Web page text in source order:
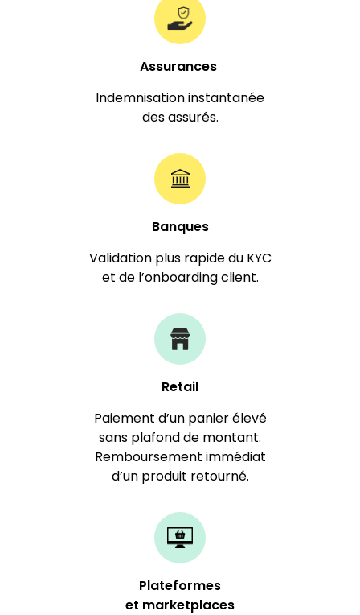
Assurances
Indemnisation instantanée
des assurés.
Banques
Validation plus rapide du KYC
et de l’onboarding client.
Retail
Paiement d’un panier élevé
sans plafond de montant.
Remboursement immédiat
d’un produit retourné.
Plateformes
et marketplaces